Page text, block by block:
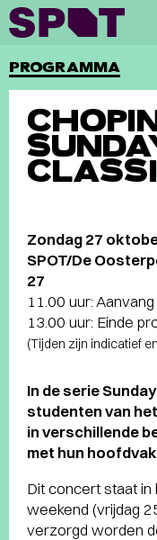
PROGRAMMA
Zondag 27
SPOT/De
27
11.00 uur:
13.00 uur: Einde
(Tijden zijn indicatief
In de serie
studenten van
in verschillende
met hun
Dit concert staat in
weekend (vrijdag
verzorgd worden